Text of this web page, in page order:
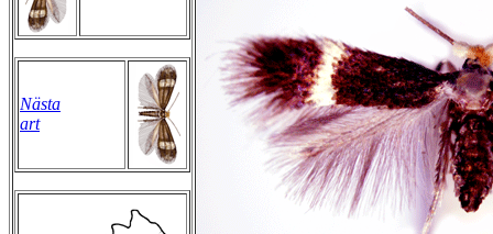
Nästa
art